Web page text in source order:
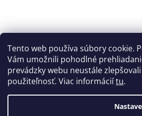
Tento web používa súbory cookie.
Vám umožnili pohodlné
prevádzky webu neustále
použiteľnosť. Viac informáciítu.